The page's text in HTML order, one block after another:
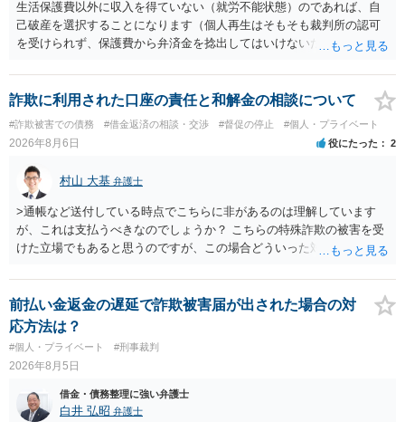
生活保護費以外に収入を得ていない（就労不能状態）のであれば、自
己破産を選択することになります（個人再生はそもそも裁判所の認可
を受けられず、保護費から弁済金を捻出してはいけないため任意整理
士費用は法テラスが負担し、裁判所の予納金等も法テラスが援助して
くれるため、弁護士へ自己破産を任せれば解決します。
詐欺に利用された口座の責任と和解金の相談について
#詐欺被害での債務 #借金返済の相談・交渉 #督促の停止 #個人・プライベート
2026年8月6日 役にたった 2
村山 大基 弁護士
>通帳など送付している時点でこちらに非があるのは理解しています
が、これは支払うべきなのでしょうか？ こちらの特殊詐欺の被害を受
けた立場でもあると思うのですが、この場合どういった対処が必要で
がいいとは思います。 そもそも、特殊詐欺関係なく旦那さんの行為
は法に触れる可能性もあります。 ＞100万を支払わず穏便に和解する
ことは可能でしょうか？ →一般的には難しいです。相談者さんも１０
０万円の被害を受けたとして、１円も払わないで和解したいと言われ
たら、 できるだけ重い刑罰を与えて欲しい、と思われるのではない
でしょうか。 ＞弁護士さんに入ってもらうことで支払額が下がること
はありますか？ そこはあり得ます、ただ、弁護士費用かけるならその
分賠償に回すことも考えられるので、 兼ね合いは考えてみましょう。
前払い金返金の遅延で詐欺被害届が出された場合の対
応方法は？
#個人・プライベート #刑事裁判
2026年8月5日
借金・債務整理に強い弁護士
白井 弘昭 弁護士